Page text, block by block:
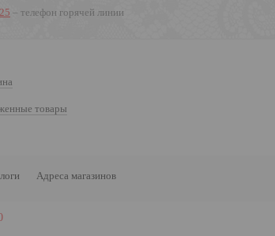
– телефон горячей линии
товары
Адреса магазинов